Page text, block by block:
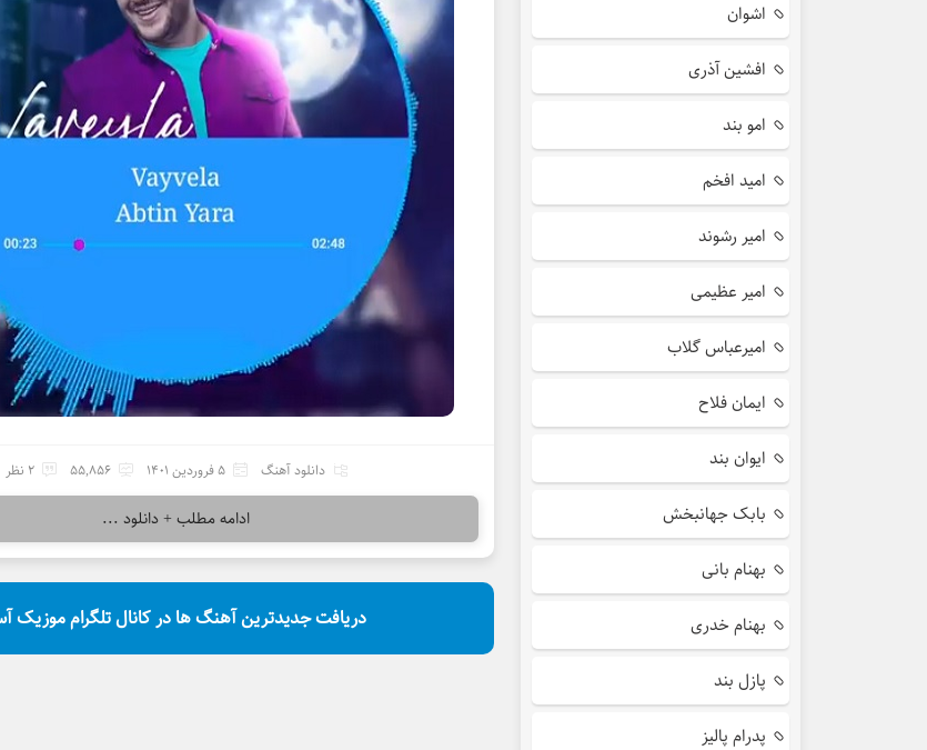
دانلود آهنگ 5 فروردین 1401 55,856 2 نظر
ادامه مطلب + دانلود ...
دریافت جدیدترین آهنگ ها در کانال تلگرام موزیک
اشوان
افشین آذری
امو بند
امید افخم
امیر رشوند
امیر عظیمی
امیرعباس گلاب
ایمان فلاح
ایوان بند
بابک جهانبخش
بهنام بانی
بهنام خدری
پازل بند
پدرام پالیز